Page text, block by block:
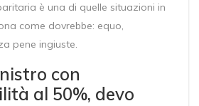
è una di quelle situazioni in
come dovrebbe: equo,
pene ingiuste.
con
al 50%, devo